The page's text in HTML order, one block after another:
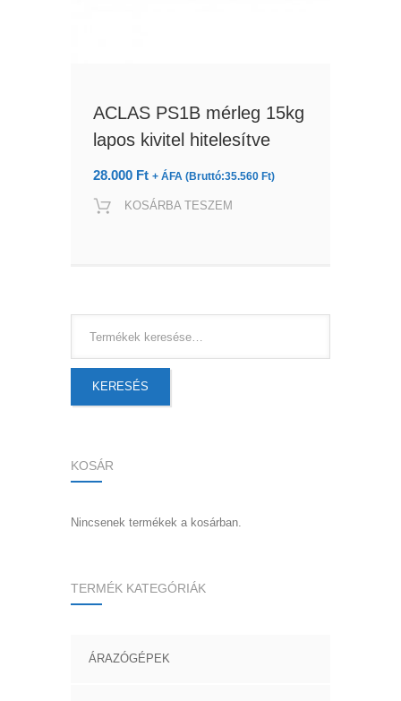
ACLAS PS1B mérleg 15kg
lapos kivitel hitelesítve
28.000 Ft + ÁFA (Bruttó:35.560 Ft)
KOSÁRBA TESZEM
KERESÉS
KOSÁR
Nincsenek termékek a kosárban.
TERMÉK KATEGÓRIÁK
ÁRAZÓGÉPEK